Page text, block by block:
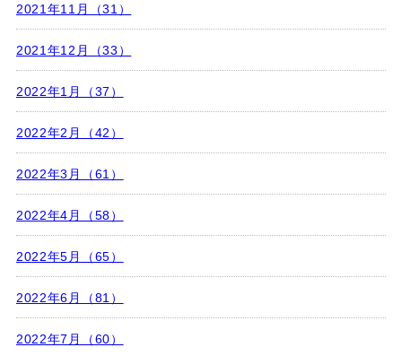
2021年11月（31）
2021年12月（33）
2022年1月（37）
2022年2月（42）
2022年3月（61）
2022年4月（58）
2022年5月（65）
2022年6月（81）
2022年7月（60）